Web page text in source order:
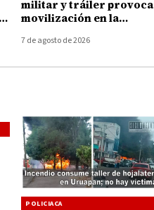
militar y tráiler provoca
movilización en la
Taretan
7 de agosto de 2026
POLICIACA